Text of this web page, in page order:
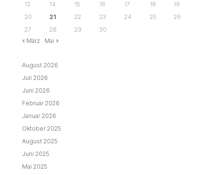
13
14 15 16 17 18
19
20
21 22 23 24 25
26
27
28 29
30
« März
Mai »
August 2026
Juli 2026
Juni 2026
Februar 2026
Januar 2026
Oktober 2025
August 2025
Juni 2025
Mai 2025